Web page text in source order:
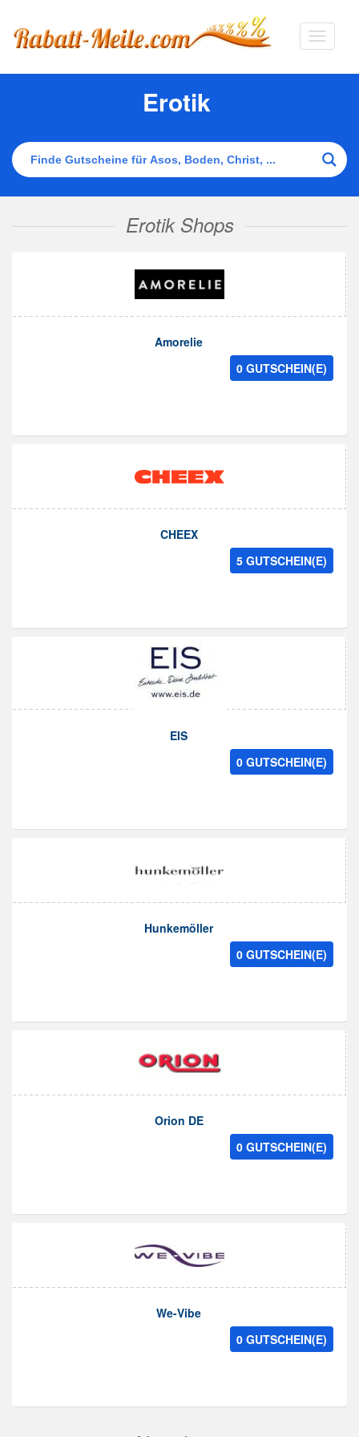
Erotik
Erotik Shops
Amorelie
0 GUTSCHEIN(E)
CHEEX
5 GUTSCHEIN(E)
EIS
0 GUTSCHEIN(E)
Hunkemöller
0 GUTSCHEIN(E)
Orion DE
0 GUTSCHEIN(E)
We-Vibe
0 GUTSCHEIN(E)